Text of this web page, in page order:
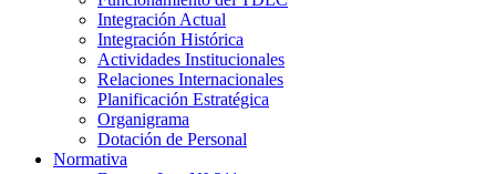
Integración Actual
Integración Histórica
Actividades Institucionales
Relaciones Internacionales
Planificación Estratégica
Organigrama
Dotación de Personal
Normativa